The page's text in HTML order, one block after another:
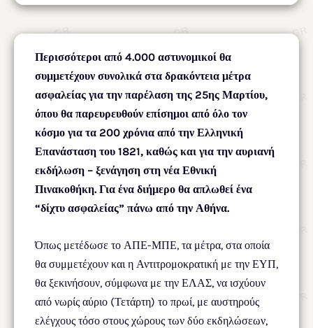
Περισσότεροι από 4.000 αστυνομικοί θα
συμμετέχουν συνολικά στα δρακόντεια μέτρα
ασφαλείας για την παρέλαση της 25ης Μαρτίου,
όπου θα παρευρευθούν επίσημοι από όλο τον
κόσμο για τα 200 χρόνια από την Ελληνική
Επανάσταση του 1821, καθώς και για την αυριανή
εκδήλωση – ξενάγηση στη νέα Εθνική
Πινακοθήκη. Για ένα διήμερο θα απλωθεί ένα
“δίχτυ ασφαλείας” πάνω από την Αθήνα.
Όπως μετέδωσε το ΑΠΕ-ΜΠΕ, τα μέτρα, στα οποία
θα συμμετέχουν και η Αντιτρομοκρατική με την ΕΥΠ,
θα ξεκινήσουν, σύμφωνα με την ΕΛΑΣ, να ισχύουν
από νωρίς αύριο (Τετάρτη) το πρωί, με αυστηρούς
ελέγχους τόσο στους χώρους των δύο εκδηλώσεων,